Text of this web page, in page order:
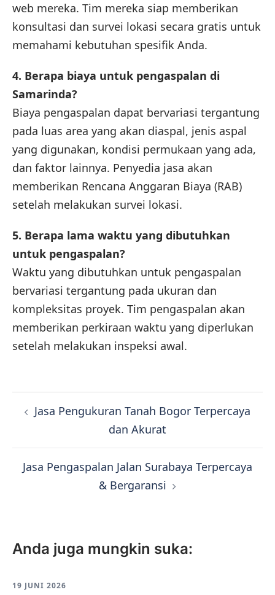
web mereka. Tim mereka siap memberikan
konsultasi dan survei lokasi secara gratis untuk
memahami kebutuhan spesifik Anda.
4. Berapa biaya untuk pengaspalan di
Samarinda?
Biaya pengaspalan dapat bervariasi tergantung
pada luas area yang akan diaspal, jenis aspal
yang digunakan, kondisi permukaan yang ada,
dan faktor lainnya. Penyedia jasa akan
memberikan Rencana Anggaran Biaya (RAB)
setelah melakukan survei lokasi.
5. Berapa lama waktu yang dibutuhkan
untuk pengaspalan?
Waktu yang dibutuhkan untuk pengaspalan
bervariasi tergantung pada ukuran dan
kompleksitas proyek. Tim pengaspalan akan
memberikan perkiraan waktu yang diperlukan
setelah melakukan inspeksi awal.
Tulisan
Jasa Pengukuran Tanah Bogor Terpercaya
dan Akurat
Jasa Pengaspalan Jalan Surabaya Terpercaya
& Bergaransi
Anda juga mungkin suka:
19 JUNI 2026